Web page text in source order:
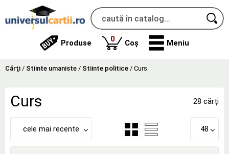
Produse 0produse
Coș Meniu
Cărţi / Stiinte umaniste / Stiinte politice / Curs
Curs 28 cărți
cele mai recente 48